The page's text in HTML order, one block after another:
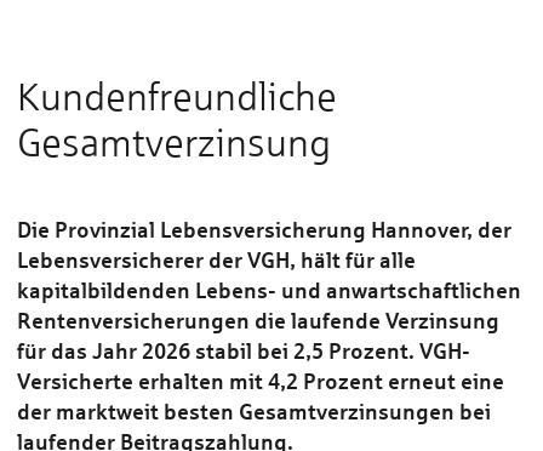
Kundenfreundliche
Gesamtverzinsung
Die Provinzial Lebensversicherung Hannover, der
Lebensversicherer der VGH, hält für alle
kapitalbildenden Lebens- und anwartschaftlichen
Rentenversicherungen die laufende Verzinsung
für das Jahr 2026 stabil bei 2,5 Prozent. VGH-
Versicherte erhalten mit 4,2 Prozent erneut eine
der marktweit besten Gesamtverzinsungen bei
laufender Beitragszahlung.